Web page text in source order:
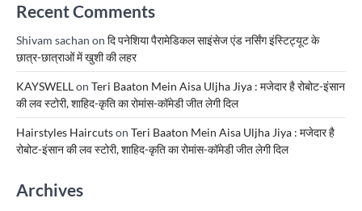
Recent Comments
Shivam sachan on दि पनेशिया पैरामेडिकल साइंसेज एंड नर्सिंग इंस्टिट्यूट के
छात्र-छात्राओं में खुशी की लहर
KAYSWELLon Teri Baaton Mein Aisa Uljha Jiya : मजेदार है रोबोट-इंसान
की लव स्टोरी, शाहिद-कृति का रोमांस-कॉमेडी जीत लेगी दिल
Hairstyles Haircutson Teri Baaton Mein Aisa Uljha Jiya : मजेदार है
रोबोट-इंसान की लव स्टोरी, शाहिद-कृति का रोमांस-कॉमेडी जीत लेगी दिल
Archives